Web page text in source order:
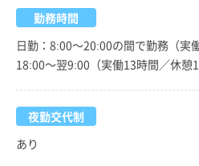
勤務時間
日勤：8:00～20:00の間で勤務（実
18:00～翌9:00（実働13時間／休憩
夜勤交代制
あり